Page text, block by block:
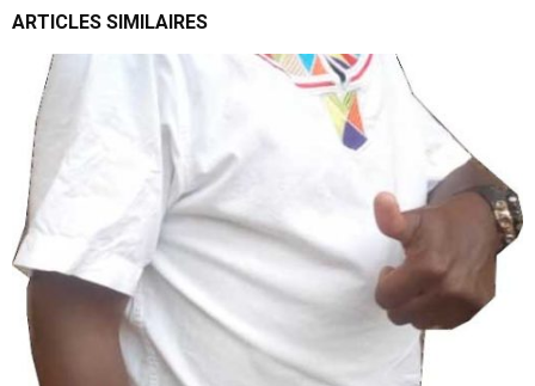
ARTICLES SIMILAIRES